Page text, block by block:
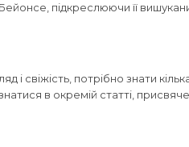
підкреслюючи її
і свіжість, потрібно знати
в окремій статті,